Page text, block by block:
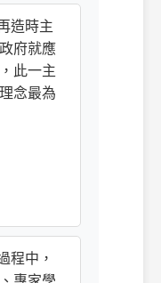
造時主
府就應
此一主
念最為
程中，